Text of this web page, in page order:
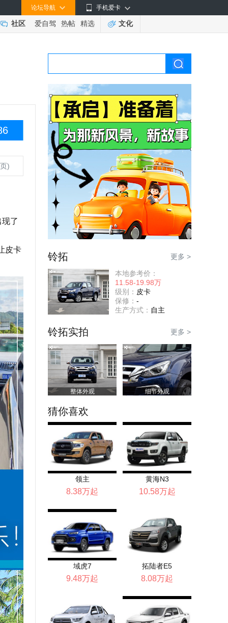
手机爱卡
论坛导航
社区 爱自驾 热帖 精选 文化
)
了
皮卡
铃拓 更多 >
本地参考价：
11.58-19.98万
级别： 皮卡
保修： -
生产方式： 自主
铃拓实拍 更多 >
整体外观 细节外观
猜你喜欢
领主
8.38万起
黄海N3
10.58万起
域虎7
9.48万起
拓陆者E5
8.08万起